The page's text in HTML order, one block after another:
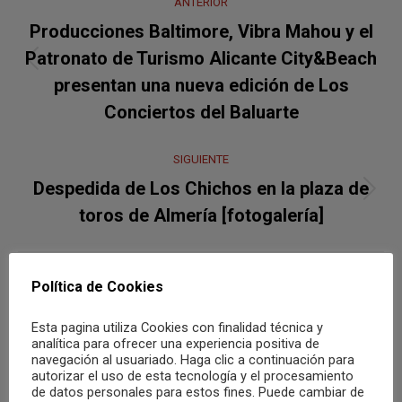
entre
publicacionesPublicación
anterior:
Producciones Baltimore, Vibra Mahou y el
Patronato de Turismo Alicante City&Beach
presentan una nueva edición de Los
Conciertos del Baluarte
SIGUIENTE
Publicación
siguiente:
Despedida de Los Chichos en la plaza de
toros de Almería [fotogalería]
Tenéis una cita con Rigoberta Bandini
en Elche el próximo 12 de agosto
Política de Cookies
Esta pagina utiliza Cookies con finalidad técnica y
analítica para ofrecer una experiencia positiva de
navegación al usuariado. Haga clic a continuación para
autorizar el uso de esta tecnología y el procesamiento
de datos personales para estos fines. Puede cambiar de